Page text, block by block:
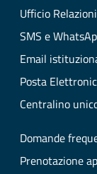
Ufficio
SMS e
Email
Posta
Centralino
Domande
Prenotazione